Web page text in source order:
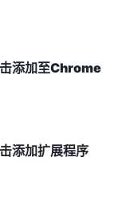
添加至Chrome
添加扩展程序